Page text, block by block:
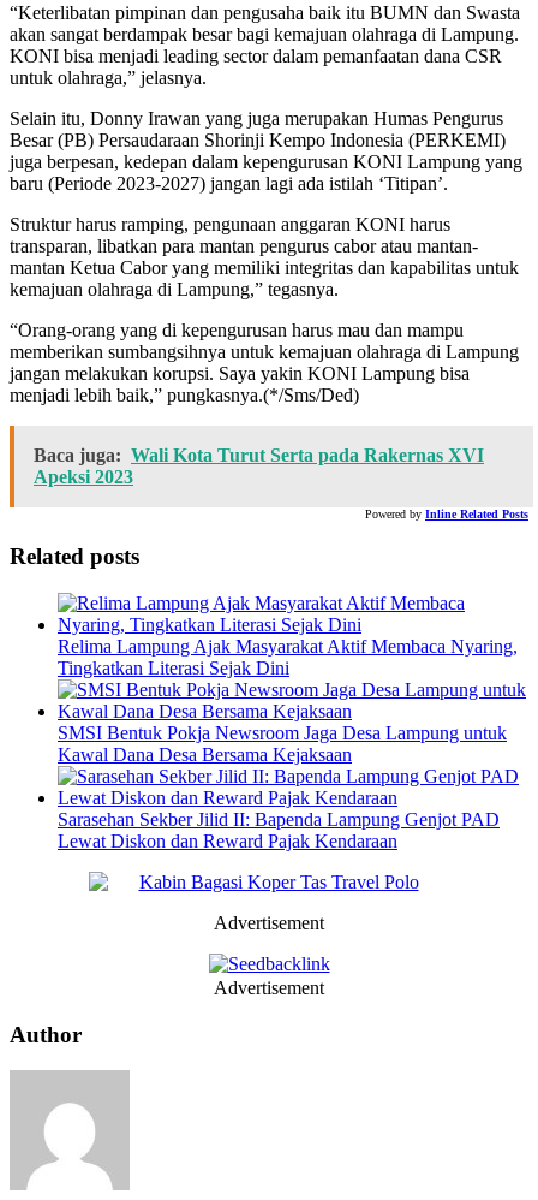
“Keterlibatan pimpinan dan pengusaha baik itu BUMN dan Swasta
akan sangat berdampak besar bagi kemajuan olahraga di Lampung.
KONI bisa menjadi leading sector dalam pemanfaatan dana CSR
untuk olahraga,” jelasnya.
Selain itu, Donny Irawan yang juga merupakan Humas Pengurus
Besar (PB) Persaudaraan Shorinji Kempo Indonesia (PERKEMI)
juga berpesan, kedepan dalam kepengurusan KONI Lampung yang
baru (Periode 2023-2027) jangan lagi ada istilah ‘Titipan’.
Struktur harus ramping, pengunaan anggaran KONI harus
transparan, libatkan para mantan pengurus cabor atau mantan-
mantan Ketua Cabor yang memiliki integritas dan kapabilitas untuk
kemajuan olahraga di Lampung,” tegasnya.
“Orang-orang yang di kepengurusan harus mau dan mampu
memberikan sumbangsihnya untuk kemajuan olahraga di Lampung
jangan melakukan korupsi. Saya yakin KONI Lampung bisa
menjadi lebih baik,” pungkasnya.(*/Sms/Ded)
Baca juga: Wali Kota Turut Serta pada Rakernas XVI
Apeksi 2023
Powered by Inline Related Posts
Related posts
Relima Lampung Ajak Masyarakat Aktif Membaca Nyaring,
Tingkatkan Literasi Sejak Dini
SMSI Bentuk Pokja Newsroom Jaga Desa Lampung untuk
Kawal Dana Desa Bersama Kejaksaan
Sarasehan Sekber Jilid II: Bapenda Lampung Genjot PAD
Lewat Diskon dan Reward Pajak Kendaraan
Advertisement
Advertisement
Author